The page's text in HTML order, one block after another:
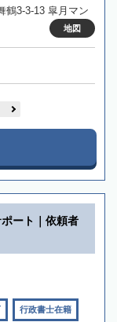
鶴3-3-13 皐月マン
地図
ート｜依頼者
行政書士在籍